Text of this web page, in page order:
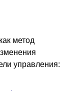
метод
управления: